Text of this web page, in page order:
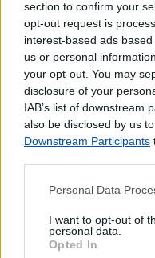
section to confirm your
opt-out request is
interest-based ads
us or personal
your opt-out. You may
disclosure of your
IAB’s list of downstream
also be disclosed by us
Downstream Participants
Personal Data
I want to opt-out of
personal data.
Opted In
Seguros Reais
Western Union
Outros Serviços
Bilhetes para
Brinquedos e
CDs e DVDs
Carregamento de
Cartão de
Certificação de
Contratos EDP